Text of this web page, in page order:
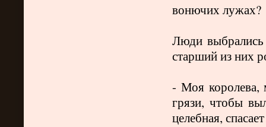
вонючих лужах?
Люди
старший из них
- Моя
грязи, чтобы
целебная,